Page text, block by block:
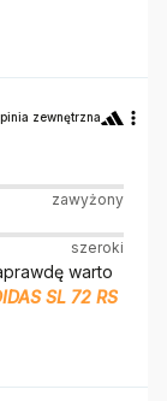
zewnętrzna
zawyżony
szeroki
warto
SL 72 RS